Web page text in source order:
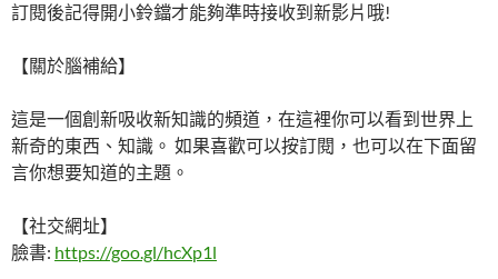
訂閱後記得開小鈴鐺才能夠準時接收到新影片哦!
【關於腦補給】
這是一個創新吸收新知識的頻道，在這裡你可以看到世界上
新奇的東西、知識。 如果喜歡可以按訂閱，也可以在下面留
言你想要知道的主題。
【社交網址】
臉書: https://goo.gl/hcXp1l